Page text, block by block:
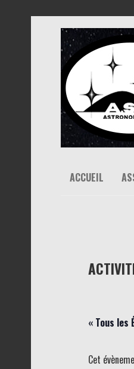
ACCUEIL
« Tous les
Cet